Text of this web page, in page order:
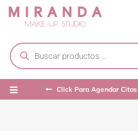
Skip
search
Click Para Agendar Citas